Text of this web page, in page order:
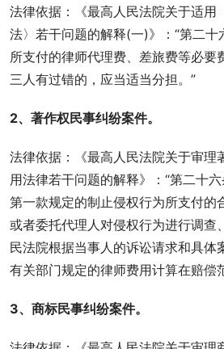
法律依据：《最高人民法院关于适用
法〉若干问题的解释(一)》：“第二十
所支付的律师代理费、差旅费等必要
三人有过错的，应当适当分担。”
2、著作权民事纠纷案件。
法律依据：《最高人民法院关于审理
用法律若干问题的解释》：“第二十
第一款规定的制止侵权行为所支付的
或者委托代理人对侵权行为进行调查
民法院根据当事人的诉讼请求和具体
有关部门规定的律师费用计算在赔偿
3、商标民事纠纷案件。